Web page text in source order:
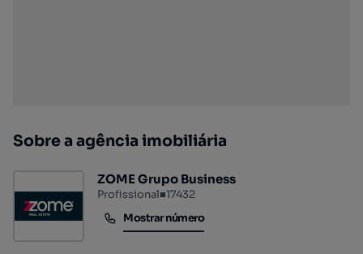
Sobre a agência imobiliária
ZOME Grupo Business
Profissional■17432
Mostrar número
Mostrar número